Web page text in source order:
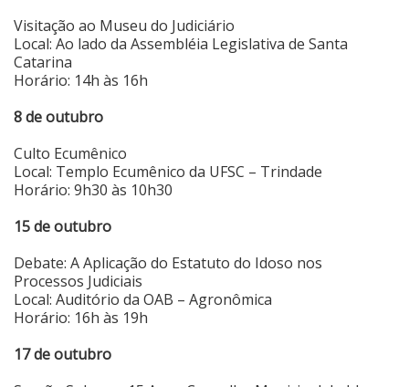
Visitação ao Museu do Judiciário
Local: Ao lado da Assembléia Legislativa de Santa
Catarina
Horário: 14h às 16h
8 de outubro
Culto Ecumênico
Local: Templo Ecumênico da UFSC – Trindade
Horário: 9h30 às 10h30
15 de outubro
Debate: A Aplicação do Estatuto do Idoso nos
Processos Judiciais
Local: Auditório da OAB – Agronômica
Horário: 16h às 19h
17 de outubro